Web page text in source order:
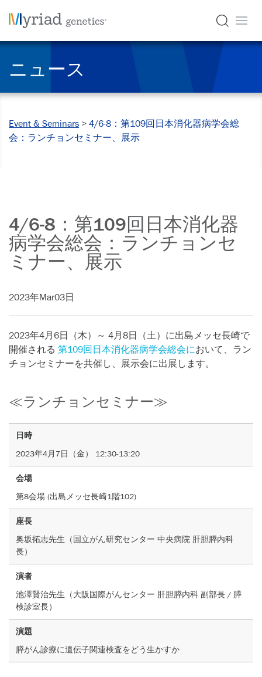
ニュース
Event & Seminars > 4/6-8：第109回日本消化器病学会総
会：ランチョンセミナー、展示
4/6-8：第109回日本消化器
病学会総会：ランチョンセ
ミナー、展示
2023年Mar03日
2023年4月6日（木）～ 4月8日（土）に出島メッセ長崎で
開催される 第109回日本消化器病学会総会において、 ラン
チョンセミナーを共催し、展示会に出展します。
≪ランチョンセミナー≫
日時
2023年4月7日（金） 12:30-13:20
会場
第8会場 (出島メッセ長崎1階102)
座長
奥坂拓志先生（国立がん研究センター 中央病院 肝胆膵内科
長）
演者
池澤賢治先生（大阪国際がんセンター 肝胆膵内科 副部長 / 膵
検診室長）
演題
膵がん診療に遺伝子関連検査をどう生かすか